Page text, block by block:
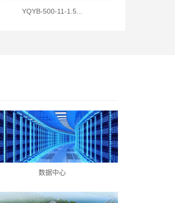
YQYB-500-11-1.5...
数据中心